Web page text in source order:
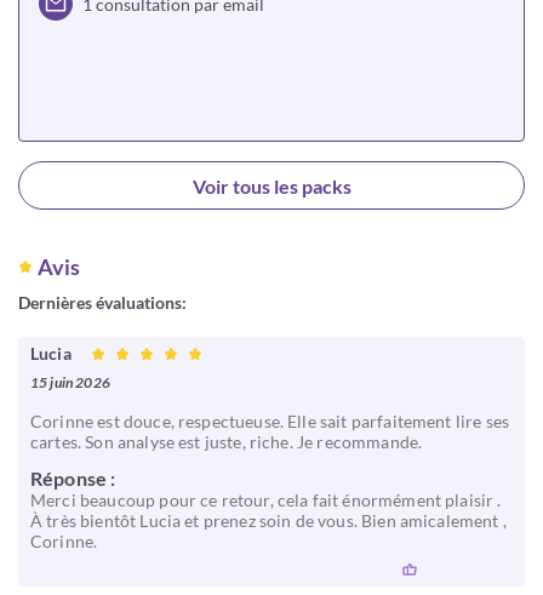
Choisir
Voir tous les packs
Avis
Dernières évaluations:
Lucia
15 juin 2026
Corinne est douce, respectueuse. Elle sait parfaitement lire ses
cartes. Son analyse est juste, riche. Je recommande.
Réponse :
Merci beaucoup pour ce retour, cela fait énormément plaisir .
À très bientôt Lucia et prenez soin de vous. Bien amicalement ,
Corinne.